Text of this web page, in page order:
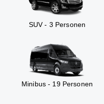
SUV - 3 Personen
Minibus - 19 Personen